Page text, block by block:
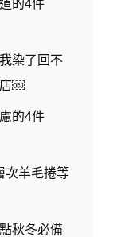
的4件
染了回不
店￼
的4件
次羊毛捲等
秋冬必備